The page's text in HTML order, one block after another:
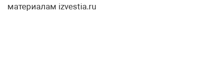
материалам izvestia.ru